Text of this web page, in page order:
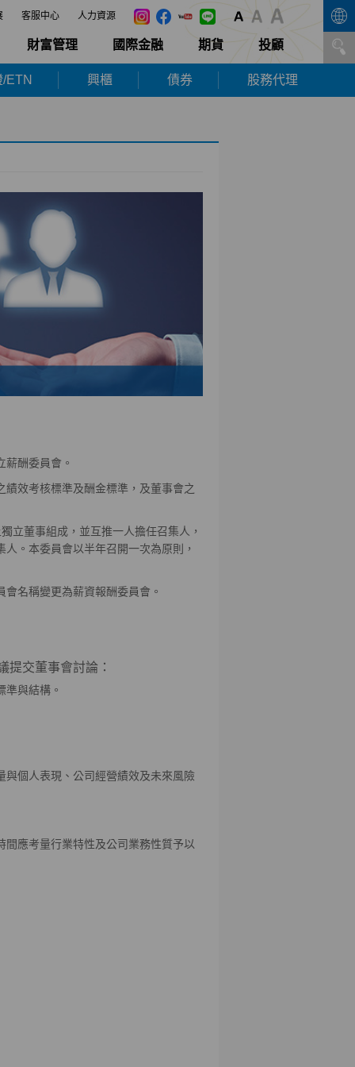
客服中心 人力資源
財富管理 國際金融 期貨 投顧
ETN 興櫃 債券 股務代理
酬委員會。
效考核標準及酬金標準，及董事會之
立董事組成，並互推一人擔任召集人，
。本委員會以半年召開一次為原則，
名稱變更為薪資報酬委員會。
交董事會討論：
與結構。
個人表現、公司經營績效及未來風險
應考量行業特性及公司業務性質予以